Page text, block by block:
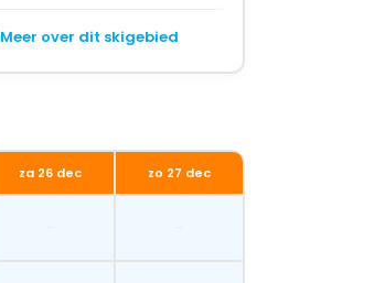
Meer over dit skigebied
za 26 dec zo 27 dec